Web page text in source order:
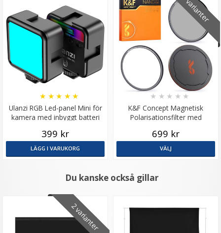
Ulanzi RGB Led-panel Mini för
kamera med inbyggt batteri
★ ★ ★ ★ ★
399 kr
LÄGG I VARUKORG
9 varianter
K&F Concept Magnetisk
Polarisationsfilter med
★ ★ ★ ★ ★
699 kr
VÄLJ
Du kanske också gillar
2 varianter